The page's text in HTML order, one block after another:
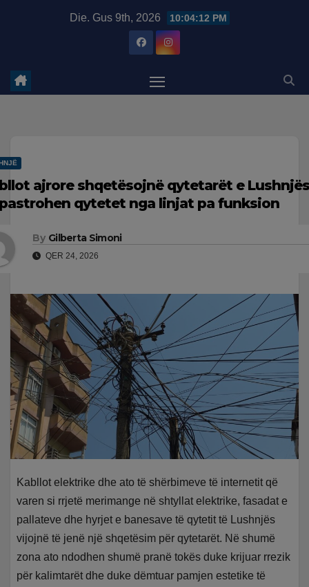
Die. Gus 9th, 2026 10:04:13 PM
ajrore shqetësojnë qytetarët e
qytetet nga linjat pa funksion
By Gilberta Simoni
QER 24, 2026
Kabllot elektrike dhe ato të shërbimeve të internetit që
varen si rrjetë merimange në shtyllat elektrike, fasadat e
pallateve dhe hyrjet e banesave të qytetit të Lushnjës
vijojnë të jenë një shqetësim për qytetarët. Në shumë
zona ato ndodhen shumë pranë tokës duke krijuar rrezik
për kalimtarët dhe duke dëmtuar pamjen estetike të